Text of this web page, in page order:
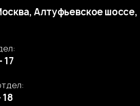
Алтуфьевское шоссе,
17